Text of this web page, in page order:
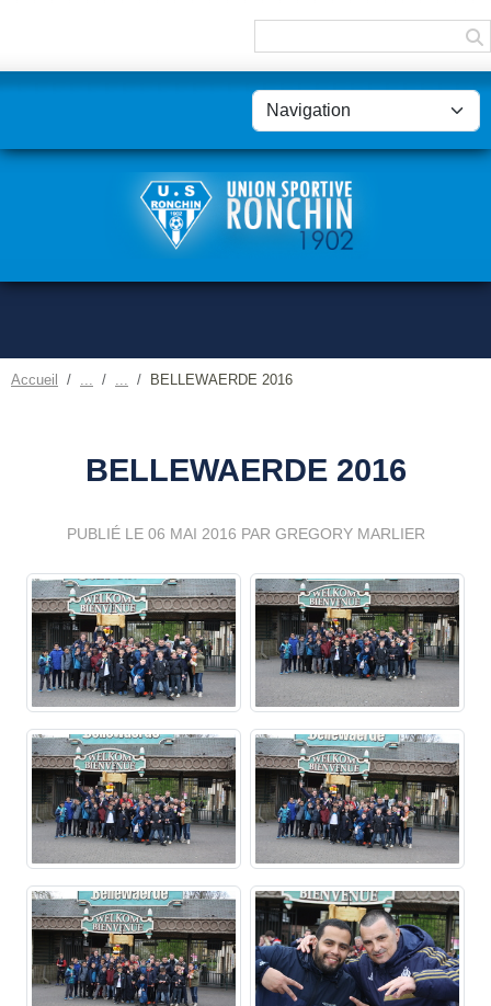
Accueil BELLEWAERDE 2016
BELLEWAERDE 2016
PUBLIÉ LE 06 MAI 2016 PAR GREGORY MARLIER